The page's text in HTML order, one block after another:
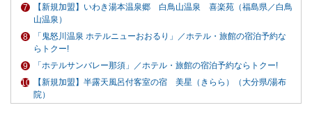
【新規加盟】いわき湯本温泉郷 白鳥山温泉 喜楽苑（福島県／白鳥
山温泉）
「鬼怒川温泉 ホテルニューおおるり」／ホテル・旅館の宿泊予約な
らトクー!
「ホテルサンバレー那須」／ホテル・旅館の宿泊予約ならトクー!
【新規加盟】半露天風呂付客室の宿 美星（きらら）（大分県/湯布
院）